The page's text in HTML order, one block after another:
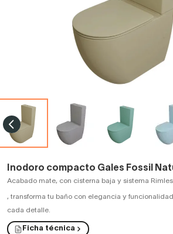
Inodoro compacto Gales Fossil
Acabado mate, con cisterna baja y sistema
, transforma tu baño con elegancia y
cada detalle.
Ficha técnica